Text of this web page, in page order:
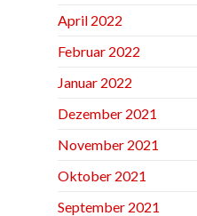
April 2022
Februar 2022
Januar 2022
Dezember 2021
November 2021
Oktober 2021
September 2021